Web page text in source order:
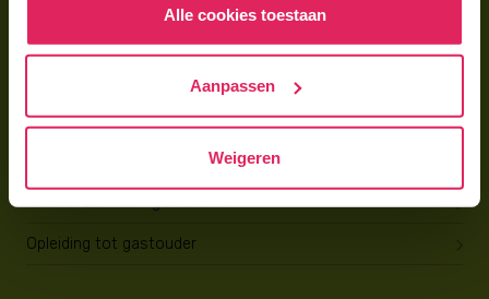
Alle cookies toestaan
Aanpassen
Weigeren
Hoe vind ik gastkinderen?
Trainingen & cursussen
Gastouder worden
Wat verdient een gastouder?
Opleiding tot gastouder